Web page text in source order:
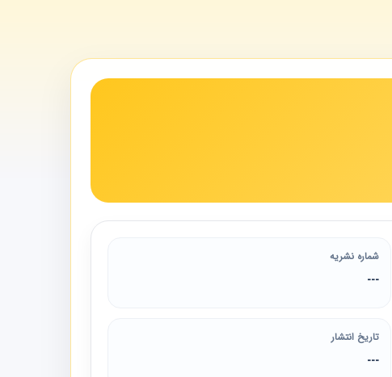
شماره نشریه
---
تاریخ انتشار
---